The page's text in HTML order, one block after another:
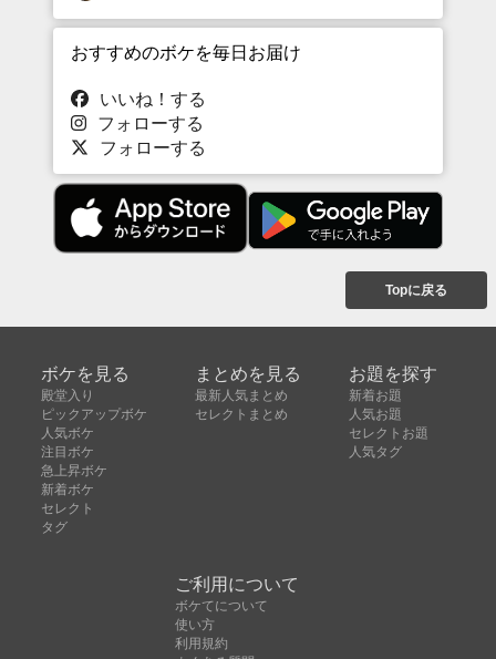
おすすめのボケを毎日お届け
いいね！する
フォローする
フォローする
Topに戻る
ボケを見る
殿堂入り
ピックアップボケ
人気ボケ
注目ボケ
急上昇ボケ
新着ボケ
セレクト
タグ
まとめを見る
最新人気まとめ
セレクトまとめ
お題を探す
新着お題
人気お題
セレクトお題
人気タグ
ご利用について
ボケてについて
使い方
利用規約